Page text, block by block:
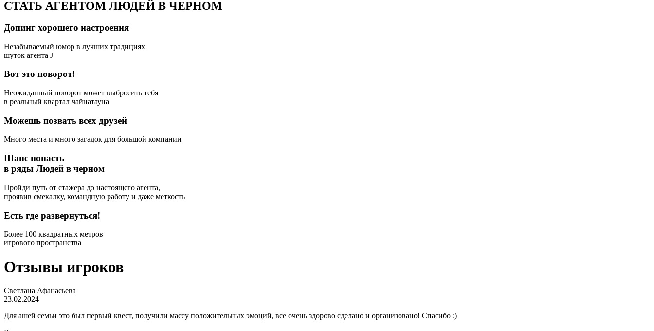
Допинг хорошего настроения
Незабываемый юмор в лучших традициях
Вот это поворот!
Неожиданный поворот может выбросить тебя
Можешь позвать всех друзей
Много места и много загадок для большой компании
Шанс попасть
в ряды Людей в черном
Пройди путь от стажера до настоящего агента,
Есть где развернуться!
Более 100 квадратных метров
Отзывы игроков
Светлана Афанасьева
Для ашей семьи это был первый квест, получили массу положительных эмоций, все очень здорово сделано и организовано! Спасибо :)
Владислав